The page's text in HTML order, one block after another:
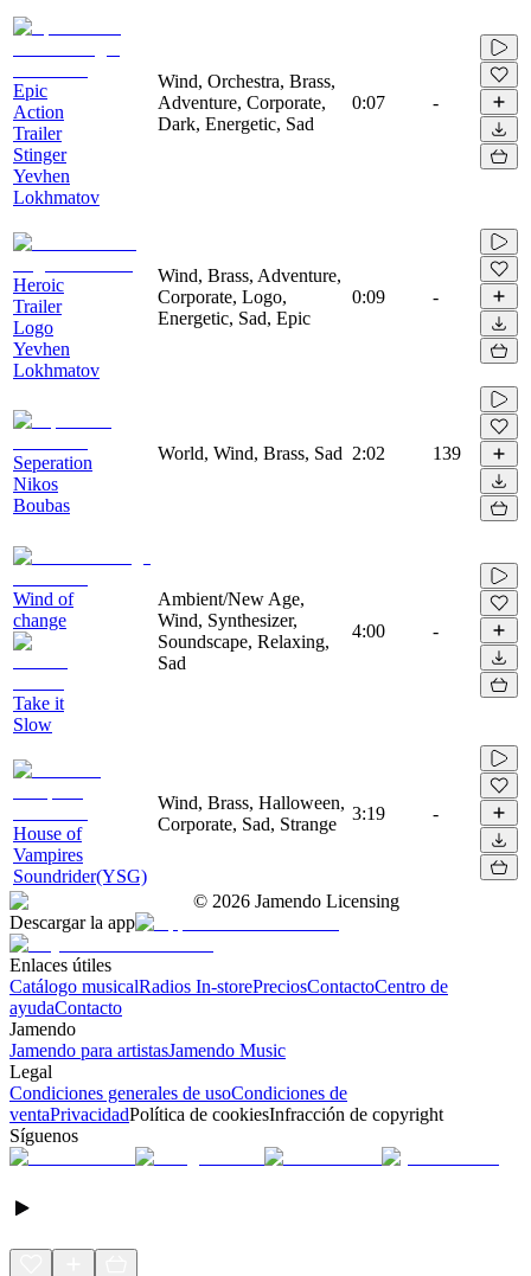
Epic
Action
Trailer
Stinger
Yevhen
Lokhmatov
Wind, Orchestra, Brass,
Adventure, Corporate,
Dark, Energetic, Sad
0:07 -
Heroic
Trailer
Logo
Yevhen
Lokhmatov
Wind, Brass, Adventure,
Corporate, Logo,
Energetic, Sad, Epic
0:09 -
Seperation
Nikos
Boubas
World, Wind, Brass, Sad 2:02 139
Wind of
change
Take it
Slow
Ambient/New Age,
Wind, Synthesizer,
Soundscape, Relaxing,
Sad
4:00 -
House of
Vampires
Soundrider(YSG)
Wind, Brass, Halloween,
Corporate, Sad, Strange
3:19 -
© 2026 Jamendo Licensing
Descargar la app
Enlaces útiles
Catálogo musicalRadios In-storePreciosContactoCentro de
ayudaContacto
Jamendo
Jamendo para artistasJamendo Music
Legal
Condiciones generales de usoCondiciones de
ventaPrivacidadPolítica de cookiesInfracción de copyright
Síguenos